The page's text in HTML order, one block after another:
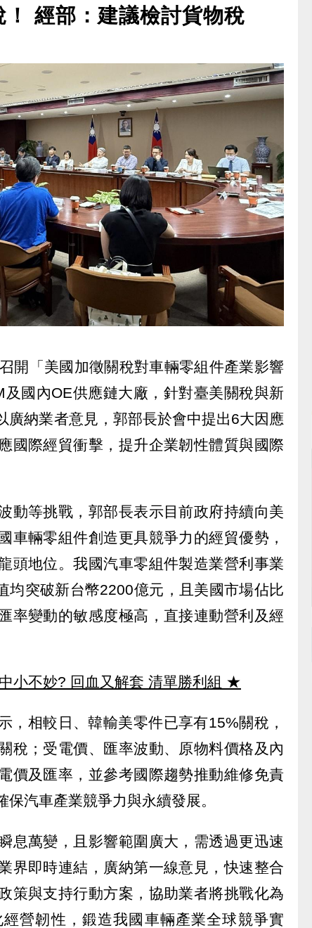
經部：建議檢討貨物稅
開「美國加徵關稅對車輛零組件產業影響
國內OE供應鏈大廠，針對臺美關稅與新
廣納業者意見，郭部長於會中提出6大因應
國際經貿衝擊，提升企業韌性體質與國際
動等挑戰，郭部長表示目前政府持續向美
車輛零組件創造更具競爭力的經貿優勢，
頭地位。我國汽車零組件製造業營利事業
均突破新台幣2200億元，且美國市場佔比
率變動的敏感度極高，直接連動營利及經
小不妙? 回血又解套 清單勝利組 ★
，相較日、韓輸美零件已享有15%關稅，
稅；受電價、匯率波動、原物料價格及內
價及匯率，並參考國際趨勢推動維修免責
汽車產業競爭力與永續發展。
息萬變，且影響範圍廣大，需透過更迅速
界即時連結，廣納第一線意見，快速整合
策與支持行動方案，協助業者將挑戰化為
營韌性，鍛造我國車輛產業全球競爭實